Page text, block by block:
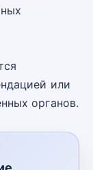
или
органов.